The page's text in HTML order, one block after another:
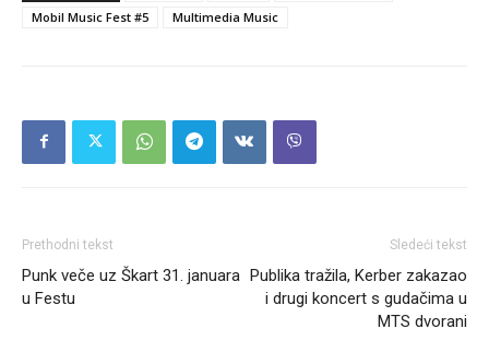
Mobil Music Fest #5
Multimedia Music
Prethodni tekst
Punk veče uz Škart 31. januara
u Festu
Sledeći tekst
Publika tražila, Kerber zakazao
i drugi koncert s gudačima u
MTS dvorani